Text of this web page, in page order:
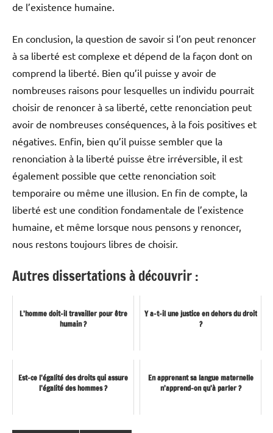
de l’existence humaine.
En conclusion, la question de savoir si l’on peut renoncer
à sa liberté est complexe et dépend de la façon dont on
comprend la liberté. Bien qu’il puisse y avoir de
nombreuses raisons pour lesquelles un individu pourrait
choisir de renoncer à sa liberté, cette renonciation peut
avoir de nombreuses conséquences, à la fois positives et
négatives. Enfin, bien qu’il puisse sembler que la
renonciation à la liberté puisse être irréversible, il est
également possible que cette renonciation soit
temporaire ou même une illusion. En fin de compte, la
liberté est une condition fondamentale de l’existence
humaine, et même lorsque nous pensons y renoncer,
nous restons toujours libres de choisir.
Autres dissertations à découvrir :
L’homme doit-il travailler pour être
humain ?
Y a-t-il une justice en dehors du droit
?
Est-ce l’égalité des droits qui assure
l’égalité des hommes ?
En apprenant sa langue maternelle
n’apprend-on qu’à parler ?